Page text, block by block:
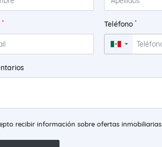
* Teléfono *
▼
recibir información sobre ofertas inmobiliarias